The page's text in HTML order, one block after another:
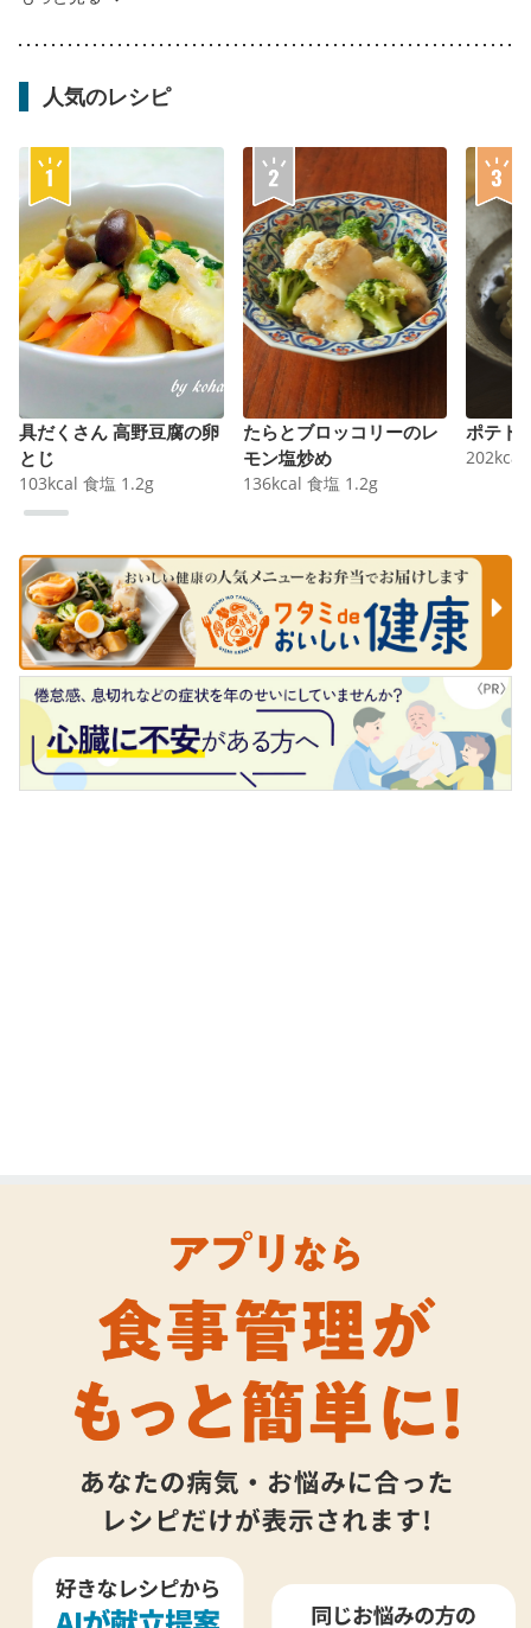
人気のレシピ
具だくさん 高野豆腐の卵
とじ
103kcal 食塩 1.2g
たらとブロッコリーのレ
モン塩炒め
136kcal 食塩 1.2g
ポテト
202kcal